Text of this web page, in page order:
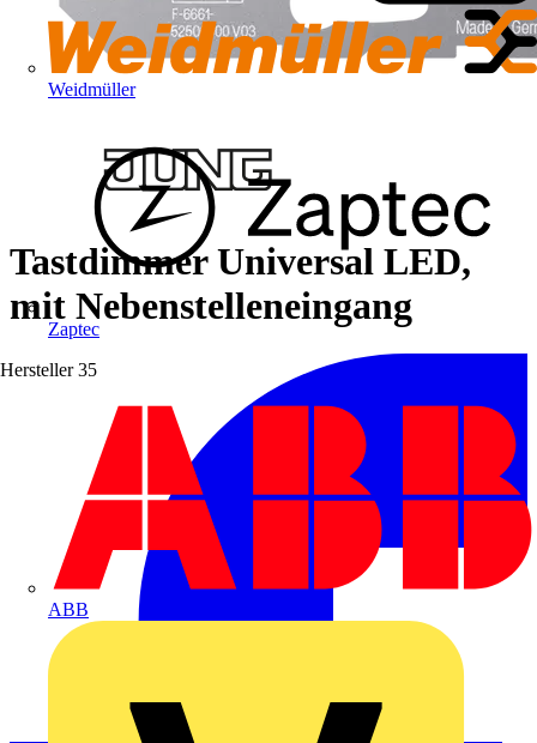
Weidmüller
Zaptec
Hersteller 35
ABB
Tastdimmer Universal LED,
mit Nebenstelleneingang